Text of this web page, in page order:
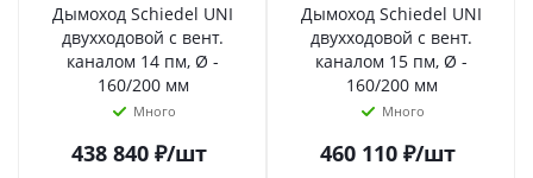
Дымоход Schiedel UNI
двухходовой с вент.
каналом 14 пм, Ø -
160/200 мм
Много
438 840₽/шт
Дымоход Schiedel UNI
двухходовой с вент.
каналом 15 пм, Ø -
160/200 мм
Много
460 110₽/шт